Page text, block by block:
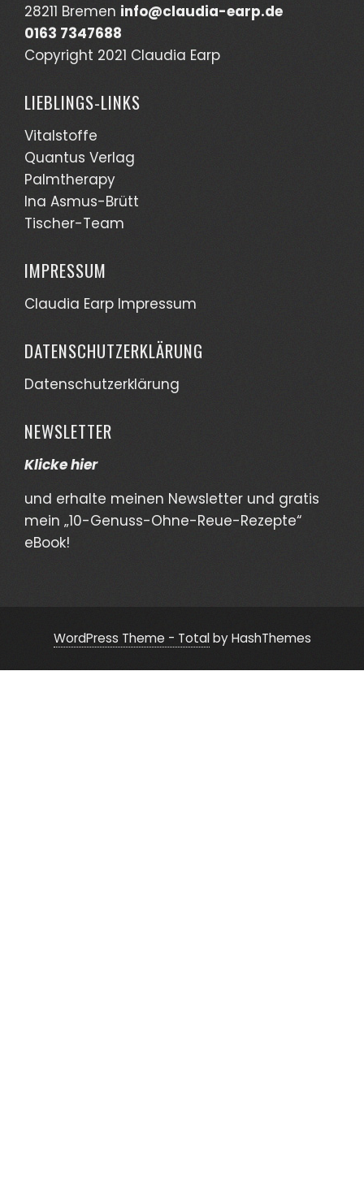
28211 Bremen info@claudia-earp.de
0163 7347688
Copyright 2021 Claudia Earp
LIEBLINGS-LINKS
Vitalstoffe
Quantus Verlag
Palmtherapy
Ina Asmus-Brütt
Tischer-Team
IMPRESSUM
Claudia Earp Impressum
DATENSCHUTZERKLÄRUNG
Datenschutzerklärung
NEWSLETTER
Klicke hier
und erhalte meinen Newsletter und gratis
mein „10-Genuss-Ohne-Reue-Rezepte“
eBook!
WordPress Theme - Totalby HashThemes